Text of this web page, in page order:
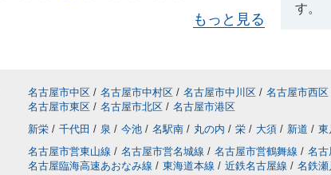
す。
きま
して
もっと見る
名古屋市中区 / 名古屋市中村区 / 名古屋市中川区 / 名古屋市西区
名古屋市東区 / 名古屋市北区 / 名古屋市港区
新栄 / 千代田 / 泉 / 今池 / 名駅南 / 丸の内 / 栄 / 大須 / 新道 / 東
名古屋市営東山線 / 名古屋市営名城線 / 名古屋市営鶴舞線 / 名古
名古屋臨海高速あおなみ線 / 東海道本線 / 近鉄名古屋線 / 名鉄瀬